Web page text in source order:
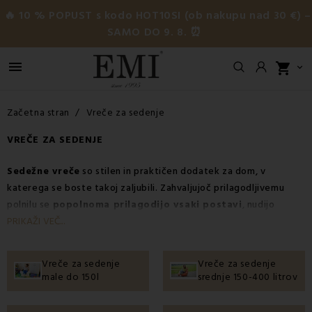
🔥 10 % POPUST s kodo HOT10SI (ob nakupu nad 30 €) –
SAMO DO 9. 8. ⏰
 shopping_cart 
Začetna stran
Vreče za sedenje
VREČE ZA SEDENJE
Sedežne vreče so stilen in praktičen dodatek za dom, v
katerega se boste takoj zaljubili. Zahvaljujoč prilagodljivemu
polnilu se popolnoma prilagodijo vsaki postavi , nudijo
potrebno oporo hrbtenici in vam zagotavljajo
sobo. Zahvaljujoč trpežnim materialom so v ustreznih pogojih
PRIKAŽI VEČ...
Vreče za sedenje
male do 150l
Vreče za sedenje
srednje 150-400 litrov